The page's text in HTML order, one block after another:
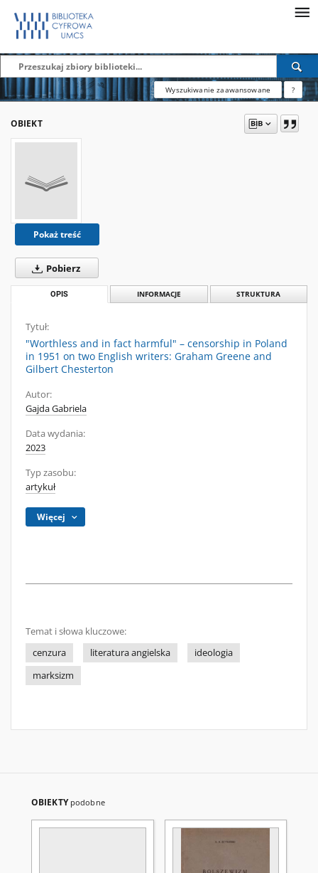
Wyszukiwanie zaawansowane ?
OBIEKT
Pokaż treść
Pobierz
OPIS INFORMACJE STRUKTURA
Tytuł:
"Worthless and in fact harmful" – censorship in Poland
in 1951 on two English writers: Graham Greene and
Gilbert Chesterton
Autor:
Gajda Gabriela
Data wydania:
2023
Typ zasobu:
artykuł
Więcej
Temat i słowa kluczowe:
cenzura
literatura angielska
ideologia
marksizm
OBIEKTY podobne